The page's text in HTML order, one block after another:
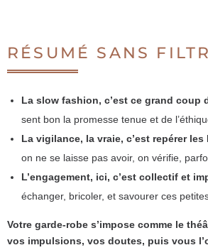
RÉSUMÉ SANS
La slow fashion, c’est ce grand coup
sent bon la promesse tenue et de
La vigilance, la vraie, c’est repérer les
on ne se laisse pas avoir, on vérifie,
L’engagement, ici, c’est collectif et
échanger, bricoler, et savourer ces
Votre garde-robe s’impose comme le
vos impulsions, vos doutes, puis vous